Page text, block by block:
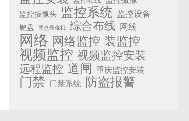
监控摄像头 监控系统 监控设备
硬盘 硬盘录像机 综合布线 网线
网络 网络监控 装监控
视频监控 视频监控安装
远程监控 道闸 重庆监控安装
门禁 门禁系统 防盗报警